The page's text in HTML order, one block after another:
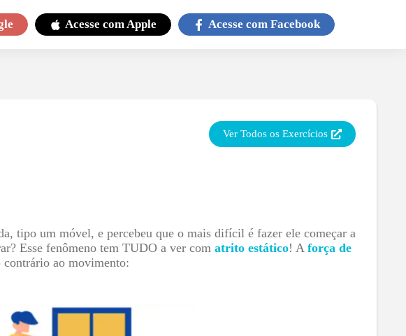
Acesse comApple Acesse com Facebook
Ver Todos os Exercícios
tipo um móvel, e percebeu que o mais difícil é fazer ele começar a
Esse fenômeno tem TUDO a ver com atrito estático! A força de
contrário ao movimento: